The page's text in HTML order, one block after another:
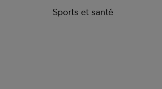
Sports et santé